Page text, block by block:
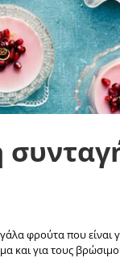
φρούτα που είναι
και για τους